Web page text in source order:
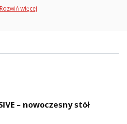
Rozwiń więcej
– nowoczesny stół